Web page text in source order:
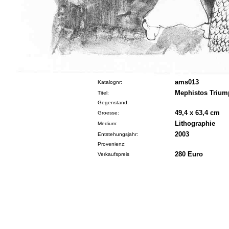
Katalognr: ams013
Titel: Mephistos
Gegenstand:
Groesse:
49,4 x 63,4 cm
Medium: Lithographie
Entstehungsjahr: 2003
Provenienz:
Verkaufspreis
280 Euro